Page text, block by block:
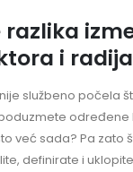
razlika
i
službeno počela
određene
već sada? Pa zato
definirate i